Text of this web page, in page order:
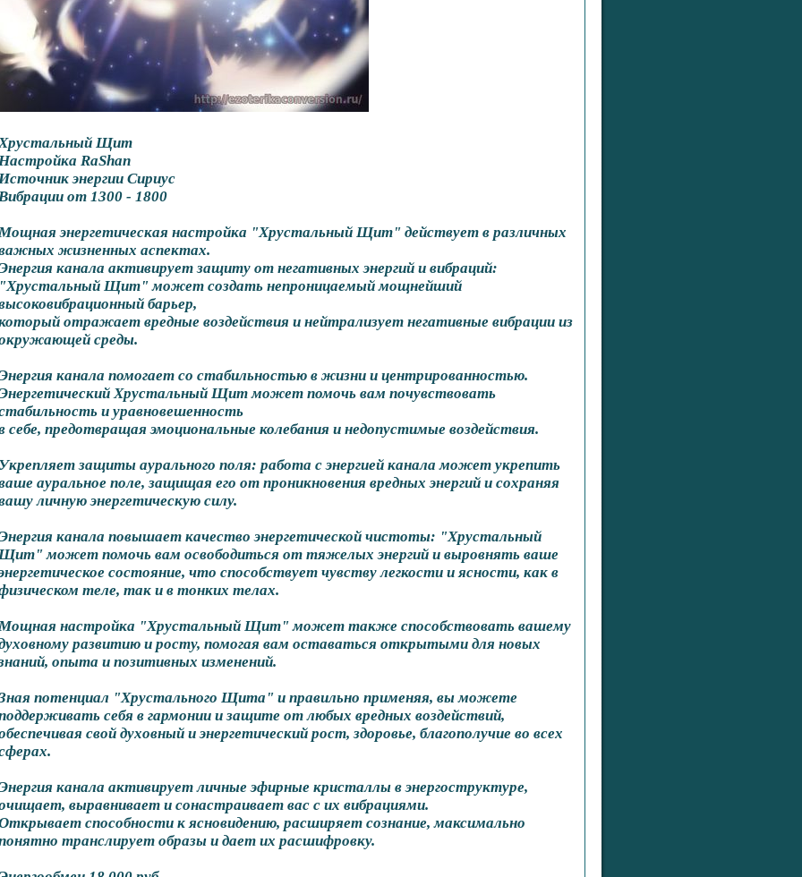
Щит
RaShan
энергии Сириус
от 1300 - 1800
энергетическая настройка "Хрустальный Щит" действует в различных
жизненных аспектах.
канала активирует защиту от негативных энергий и вибраций:
"Хрустальный Щит" может создать непроницаемый мощнейший
барьер,
отражает вредные воздействия и нейтрализует негативные вибрации из
среды.
канала помогает со стабильностью в жизни и центрированностью.
Хрустальный Щит может помочь вам почувствовать
и уравновешенность
себе, предотвращая эмоциональные колебания и недопустимые воздействия.
Укрепляет защиты аурального поля: работа с энергией канала может укрепить
ауральное поле, защищая его от проникновения вредных энергий и сохраняя
личную энергетическую силу.
канала повышает качество энергетической чистоты: "Хрустальный
может помочь вам освободиться от тяжелых энергий и выровнять ваше
состояние, что способствует чувству легкости и ясности, как в
теле, так и в тонких телах.
настройка "Хрустальный Щит" может также способствовать вашему
развитию и росту, помогая вам оставаться открытыми для новых
опыта и позитивных изменений.
потенциал "Хрустального Щита" и правильно применяя, вы можете
себя в гармонии и защите от любых вредных воздействий,
свой духовный и энергетический рост, здоровье, благополучие во всех
канала активирует личные эфирные кристаллы в энергоструктуре,
выравнивает и сонастраивает вас с их вибрациями.
способности к ясновидению, расширяет сознание, максимально
транслирует образы и дает их расшифровку.